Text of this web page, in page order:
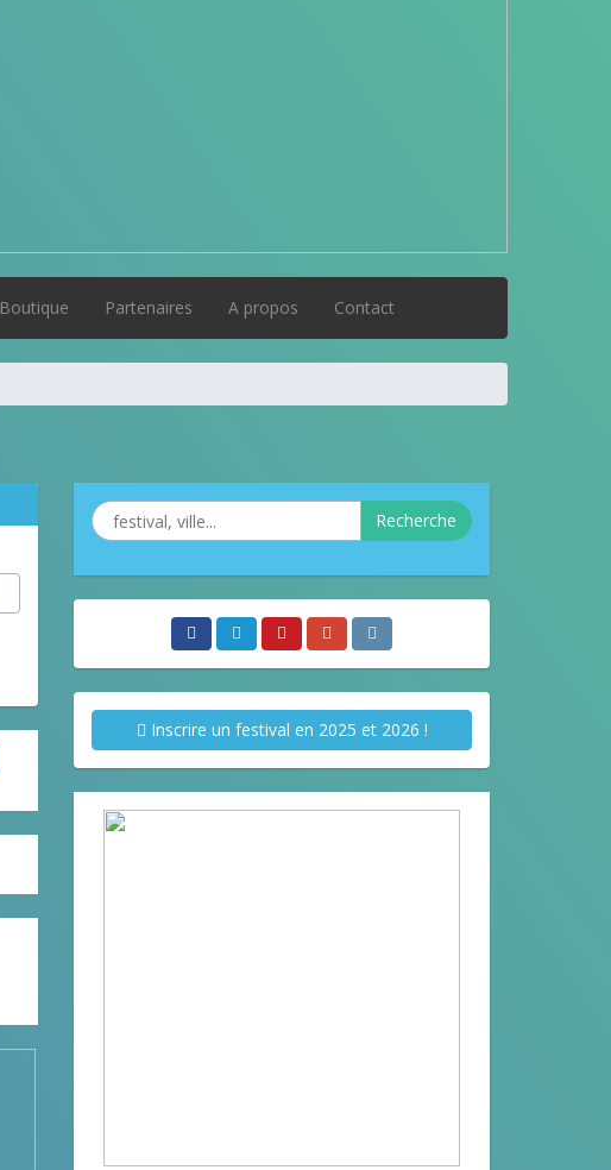
Boutique Partenaires A propos Contact
Recherche
Inscrire un festival en 2025 et 2026 !